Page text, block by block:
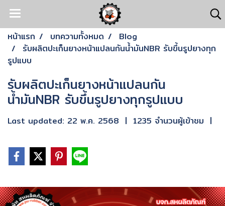
หน้าแรก บทความทั้งหมด
Blog
รับผลิตปะเก็นยางหน้าแปลนกันน้ำมันNBR รับขึ้นรูปยางทุก
รูปแบบ
รับผลิตปะเก็นยางหน้าแปลนกัน
น้ำมันNBR รับขึ้นรูปยางทุกรูปแบบ
Last updated: 22 พ.ค. 2568 | 1235 จำนวนผู้เข้าชม |